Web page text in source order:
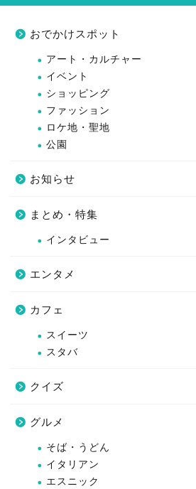
おでかけスポット
アート・カルチャー
イベント
ショッピング
ファッション
ロケ地・聖地
公園
お知らせ
まとめ・特集
インタビュー
エンタメ
カフェ
スイーツ
スタバ
クイズ
グルメ
そば・うどん
イタリアン
エスニック